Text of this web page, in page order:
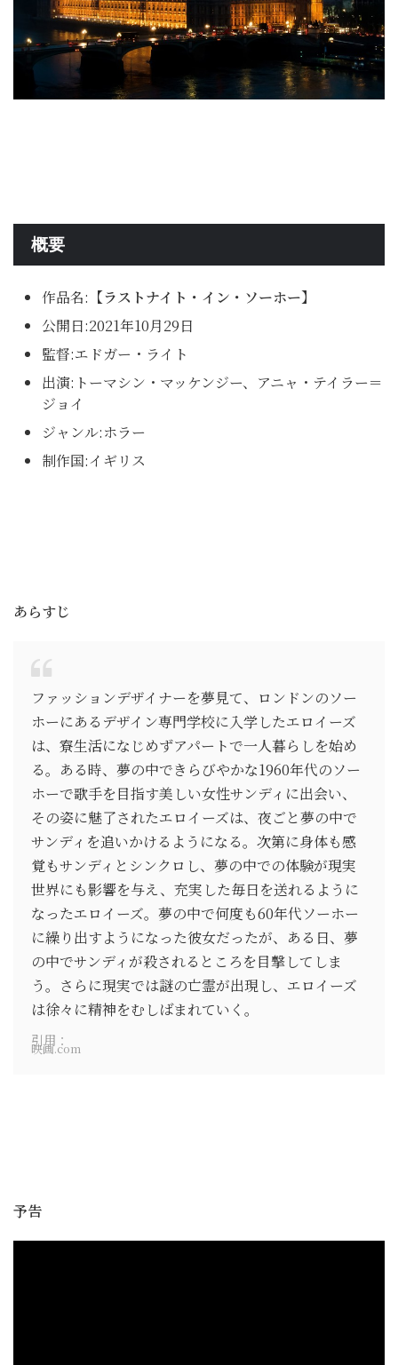
概要
作品名: 【ラストナイト・イン・ソーホー】
公開日:2021年10月29日
監督:エドガー・ライト
出演:トーマシン・マッケンジー、アニャ・テイラー＝
ジョイ
ジャンル:ホラー
制作国:イギリス
あらすじ
ファッションデザイナーを夢見て、ロンドンのソー
ホーにあるデザイン専門学校に入学したエロイーズ
は、寮生活になじめずアパートで一人暮らしを始め
る。ある時、夢の中できらびやかな1960年代のソー
ホーで歌手を目指す美しい女性サンディに出会い、
その姿に魅了されたエロイーズは、夜ごと夢の中で
サンディを追いかけるようになる。次第に身体も感
覚もサンディとシンクロし、夢の中での体験が現実
世界にも影響を与え、充実した毎日を送れるように
なったエロイーズ。夢の中で何度も60年代ソーホー
に繰り出すようになった彼女だったが、ある日、夢
の中でサンディが殺されるところを目撃してしま
う。さらに現実では謎の亡霊が出現し、エロイーズ
は徐々に精神をむしばまれていく。
引用：
映画.com
予告